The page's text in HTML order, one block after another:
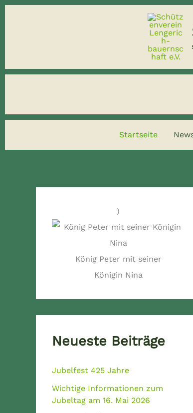
Zum
Startseite
)
König Peter mit seiner
Königin Nina
Neueste Beiträge
Jubelfest 425 Jahre
Wichtige Informationen zum
Jubeltag am 16. Mai 2026